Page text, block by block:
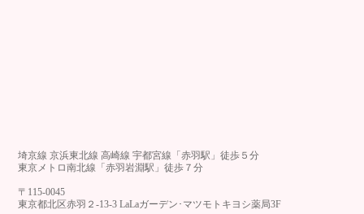
埼京線 京浜東北線 高崎線 宇都宮線「赤羽駅」徒歩５分
東京メトロ南北線「赤羽岩淵駅」徒歩７分
〒115-0045
東京都北区赤羽２-13-3 LaLaガーデン･マツモトキヨシ薬局3F